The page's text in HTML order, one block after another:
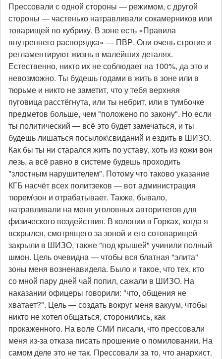
Прессовали с одной стороны — режимом, с другой
стороны — частенько натравливали сокамерников или
товарищей по кубрику. В зоне есть «Правила
внутреннего распорядка» — ПВР. Они очень строгие и
регламентируют жизнь в малейших деталях.
Естественно, никто их не соблюдает на 100%, да это и
невозможно. Ты будешь годами в жить в зоне или в
тюрьме и никто не заметит, что у тебя верхняя
пуговица расстёгнута, или ты небрит, или в тумбочке
предметов больше, чем "положено по закону". Но если
ты политический — всё это будет замечаться, и ты
будешь лишаться посылок\свиданий и ездить в ШИЗО.
Как бы ты ни старался жить по уставу, хоть из кожи вон
лезь, а всё равно в системе будешь проходить
"злостным нарушителем". Потому что таково указание
КГБ насчёт всех политзеков — вот администрация
тюрем\зон и отрабатывает. Также, бывало,
натравливали на меня уголовных авторитетов для
физического воздействия. В колонии в Горках, когда я
вскрылся, смотрящего за зоной и его сотоварищей
закрыли в ШИЗО, также "под крышей" учинили полный
шмон. Цель очевидна — чтобы вся блатная "элита"
зоны меня возненавидела. Было и такое, что тех, кто
со мной пару дней чай попил, сажали в ШИЗО. На
наказании офицеры говорили: "что, общения не
хватает?". Цель — создать вокруг меня вакуум, чтобы
никто не хотел общаться, сторонились, как
прокаженного. На воле СМИ писали, что прессовали
меня из-за отказа писать прошение о помиловании. На
самом деле это не так. Прессовали за то, что анархист.